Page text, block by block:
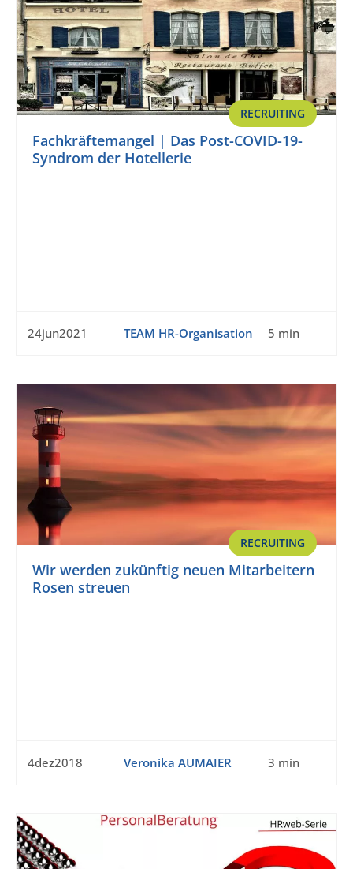
RECRUITING
Fachkräftemangel | Das Post-COVID-19-
Syndrom der Hotellerie
24jun2021 TEAM HR-Organisation 5 min
RECRUITING
Wir werden zukünftig neuen Mitarbeitern
Rosen streuen
4dez2018 Veronika AUMAIER 3 min